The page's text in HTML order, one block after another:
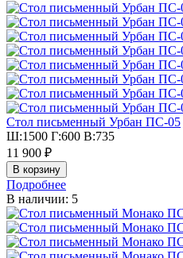
Стол письменный Урбан ПС-05
Ш:1500 Г:600 В:735
11 900 ₽
Подробнее
В наличии: 5